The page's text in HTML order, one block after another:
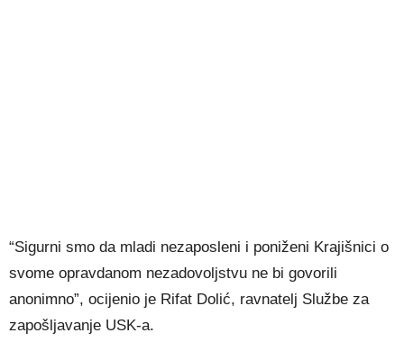
“Sigurni smo da mladi nezaposleni i poniženi Krajišnici o
svome opravdanom nezadovoljstvu ne bi govorili
anonimno”, ocijenio je Rifat Dolić, ravnatelj Službe za
zapošljavanje USK-a.